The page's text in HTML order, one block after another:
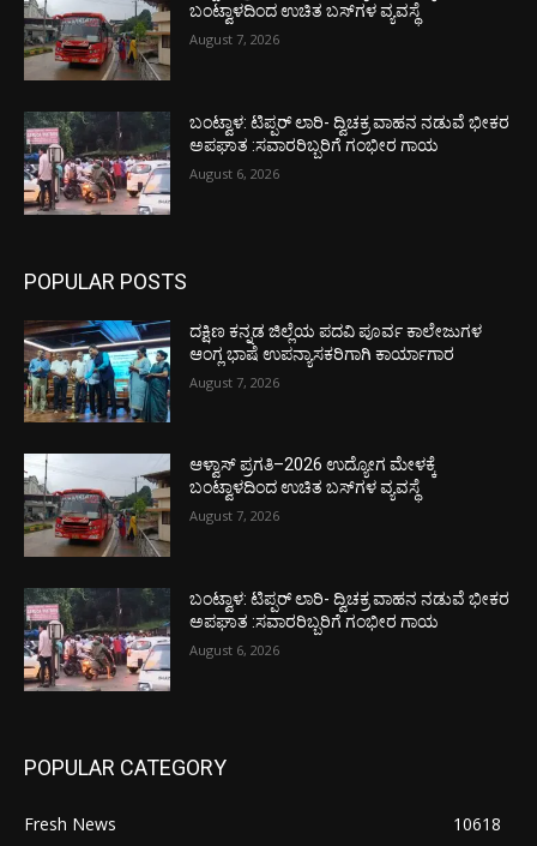
ಬಂಟ್ವಾಳದಿಂದ ಉಚಿತ ಬಸ್‌ಗಳ ವ್ಯವಸ್ಥೆ
August 7, 2026
ಬಂಟ್ವಾಳ: ಟಿಪ್ಪರ್ ಲಾರಿ- ದ್ವಿಚಕ್ರ ವಾಹನ ನಡುವೆ ಭೀಕರ
ಅಪಘಾತ :ಸವಾರರಿಬ್ಬರಿಗೆ ಗಂಭೀರ ಗಾಯ
August 6, 2026
POPULAR POSTS
ದಕ್ಷಿಣ ಕನ್ನಡ ಜಿಲ್ಲೆಯ ಪದವಿ ಪೂರ್ವ ಕಾಲೇಜುಗಳ
ಆಂಗ್ಲ ಭಾಷೆ ಉಪನ್ಯಾಸಕರಿಗಾಗಿ ಕಾರ್ಯಾಗಾರ
August 7, 2026
ಆಳ್ವಾಸ್ ಪ್ರಗತಿ–2026 ಉದ್ಯೋಗ ಮೇಳಕ್ಕೆ
ಬಂಟ್ವಾಳದಿಂದ ಉಚಿತ ಬಸ್‌ಗಳ ವ್ಯವಸ್ಥೆ
August 7, 2026
ಬಂಟ್ವಾಳ: ಟಿಪ್ಪರ್ ಲಾರಿ- ದ್ವಿಚಕ್ರ ವಾಹನ ನಡುವೆ ಭೀಕರ
ಅಪಘಾತ :ಸವಾರರಿಬ್ಬರಿಗೆ ಗಂಭೀರ ಗಾಯ
August 6, 2026
POPULAR CATEGORY
Fresh News
10618